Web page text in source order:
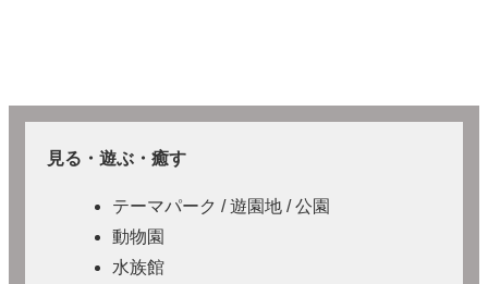
見る・遊ぶ・癒す
テーマパーク / 遊園地 / 公園
動物園
水族館